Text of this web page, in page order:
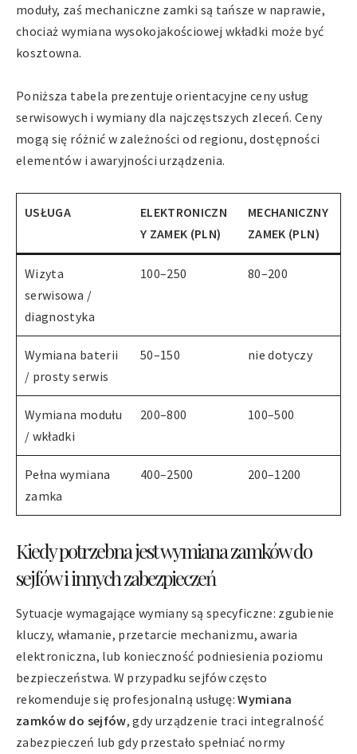
moduły, zaś mechaniczne zamki są tańsze w naprawie,
chociaż wymiana wysokojakościowej wkładki może być
kosztowna.
Poniższa tabela prezentuje orientacyjne ceny usług
serwisowych i wymiany dla najczęstszych zleceń. Ceny
mogą się różnić w zależności od regionu, dostępności
elementów i awaryjności urządzenia.
USŁUGA
ELEKTRONICZN
Y ZAMEK (PLN)
MECHANICZNY
ZAMEK (PLN)
Wizyta
serwisowa /
diagnostyka
100–250 80–200
Wymiana baterii
/ prosty serwis
50–150 nie dotyczy
Wymiana modułu
/ wkładki
200–800 100–500
Pełna wymiana
zamka
400–2500 200–1200
Kiedy potrzebna jest wymiana zamków do
sejfów i innych zabezpieczeń
Sytuacje wymagające wymiany są specyficzne: zgubienie
kluczy, włamanie, przetarcie mechanizmu, awaria
elektroniczna, lub konieczność podniesienia poziomu
bezpieczeństwa. W przypadku sejfów często
rekomenduje się profesjonalną usługę:Wymiana
zamków do sejfów, gdy urządzenie traci integralność
zabezpieczeń lub gdy przestało spełniać normy